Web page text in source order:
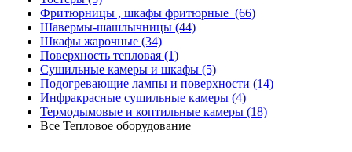
Фритюрницы , шкафы фритюрные (66)
Шавермы-шашлычницы (44)
Шкафы жарочные (34)
Поверхность тепловая (1)
Сушильные камеры и шкафы (5)
Подогревающие лампы и поверхности (14)
Инфракрасные сушильные камеры (4)
Термодымовые и коптильные камеры (18)
Все Тепловое оборудование